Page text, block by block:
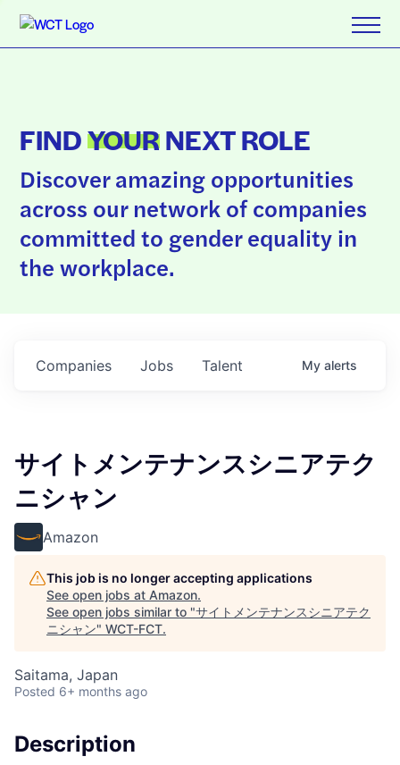
FINDYOURNEXT ROLE
Discover amazing opportunities
across our network of companies
committed to gender equality in
the workplace.
Jobs
Companies Talent My alerts
サイトメンテナンスシニアテク
ニシャン
Amazon
This job is no longer accepting applications
See open jobs at Amazon.
See open jobs similar to "サイトメンテナンスシニアテク
ニシャン" WCT-FCT.
Saitama, Japan
Posted 6+ months ago
Description